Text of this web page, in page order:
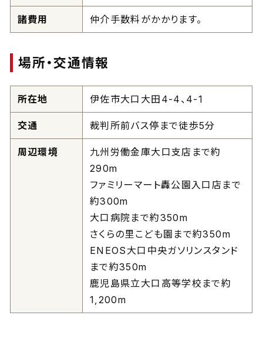
諸費用 仲介手数料がかかります。
場所・交通情報
所在地 伊佐市大口大田4-4、4-1
交通 裁判所前バス停まで徒歩5分
周辺環境
九州労働金庫大口支店まで約
290m
ファミリーマート轟公園入口店まで
約300m
大口病院まで約350m
さくらの里こども園まで約350m
ENEOS大口中央ガソリンスタンド
まで約350m
鹿児島県立大口高等学校まで約
1,200m